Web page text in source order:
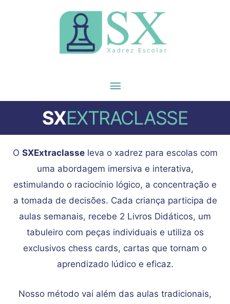
o
conteúdo
Menu
principal
SXEXTRACLASSE
O SXExtraclasseleva o xadrez para escolas com
uma abordagem imersiva e interativa,
estimulando o raciocínio lógico, a concentração e
a tomada de decisões. Cada criança participa de
aulas semanais, recebe 2 Livros Didáticos, um
tabuleiro com peças individuais e utiliza os
exclusivos chess cards, cartas que tornam o
aprendizado lúdico e eficaz.
Nosso método vai além das aulas tradicionais,